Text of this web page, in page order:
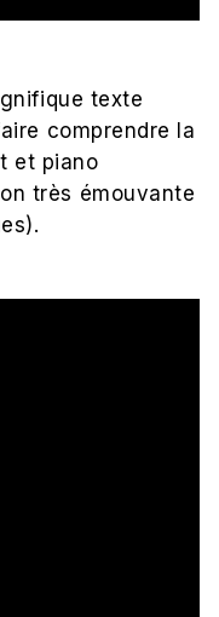
texte
comprendre la
et piano
très émouvante